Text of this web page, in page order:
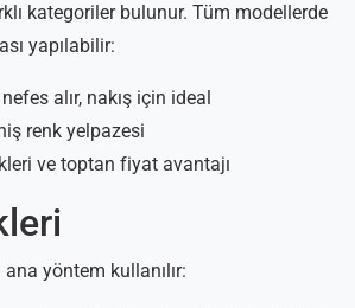
kategoriler bulunur. Tüm modellerde
yapılabilir:
alır, nakış için ideal
renk yelpazesi
ve toptan fiyat avantajı
yöntem kullanılır: